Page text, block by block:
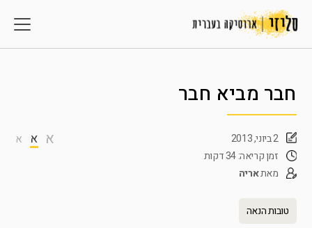
חבר מביא חבר
א א א
2 ביוני, 2013
זמן קריאה: 34 דקות
מאתאריה
טובות הנאה